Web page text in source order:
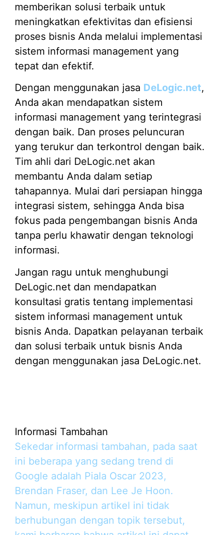
memberikan solusi terbaik untuk
meningkatkan efektivitas dan efisiensi
proses bisnis Anda melalui implementasi
sistem informasi management yang
tepat dan efektif.
Dengan menggunakan jasa DeLogic.net,
Anda akan mendapatkan sistem
informasi management yang terintegrasi
dengan baik. Dan proses peluncuran
yang terukur dan terkontrol dengan baik.
Tim ahli dari DeLogic.net akan
membantu Anda dalam setiap
tahapannya. Mulai dari persiapan hingga
integrasi sistem, sehingga Anda bisa
fokus pada pengembangan bisnis Anda
tanpa perlu khawatir dengan teknologi
informasi.
Jangan ragu untuk menghubungi
DeLogic.net dan mendapatkan
konsultasi gratis tentang implementasi
sistem informasi management untuk
bisnis Anda. Dapatkan pelayanan terbaik
dan solusi terbaik untuk bisnis Anda
dengan menggunakan jasa DeLogic.net.
Informasi Tambahan
Sekedar informasi tambahan, pada saat
ini beberapa yang sedang trend di
Google adalah Piala Oscar 2023,
Brendan Fraser, dan Lee Je Hoon.
Namun, meskipun artikel ini tidak
berhubungan dengan topik tersebut,